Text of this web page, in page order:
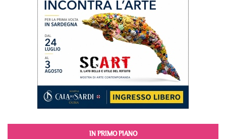
IN PRIMO PIANO